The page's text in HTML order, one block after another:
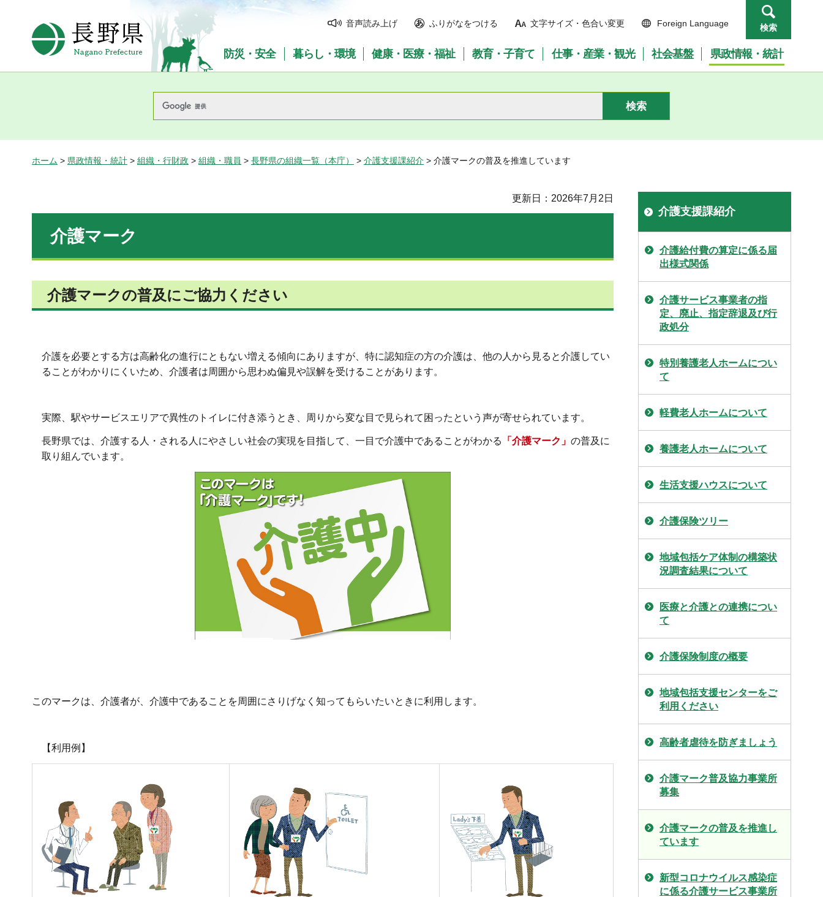
長野県Nagano Prefecture
音声読み上げ ふりがなをつける 文字サイズ・色合い変更 Foreign Language 検索
防災・安全 暮らし・環境 健康・医療・福祉 教育・子育て 仕事・産業・観光 社会基盤 県政情報・統計
ホーム > 県政情報・統計 > 組織・行財政 > 組織・職員 > 長野県の組織一覧（本庁） > 介護支援課紹介 > 介護マークの普及を推進しています
更新日：2026年7月2日
介護マーク
介護マークの普及にご協力ください
介護を必要とする方は高齢化の進行にともない増える傾向にありますが、特に認知症の方の介護は、他の人から見ると介護してい
ることがわかりにくいため、介護者は周囲から思わぬ偏見や誤解を受けることがあります。
実際、駅やサービスエリアで異性のトイレに付き添うとき、周りから変な目で見られて困ったという声が寄せられています。
長野県では、介護する人・される人にやさしい社会の実現を目指して、一目で介護中であることがわかる 「介護マーク」 の普及に
取り組んでいます。
このマークは、介護者が、介護中であることを周囲にさりげなく知ってもらいたいときに利用します。
【利用例】
介護支援課紹介
介護給付費の算定に係る届
出様式関係
介護サービス事業者の指
定、廃止、指定辞退及び行
政処分
特別養護老人ホームについ
て
軽費老人ホームについて
養護老人ホームについて
生活支援ハウスについて
介護保険ツリー
地域包括ケア体制の構築状
況調査結果について
医療と介護との連携につい
て
介護保険制度の概要
地域包括支援センターをご
利用ください
高齢者虐待を防ぎましょう
介護マーク普及協力事業所
募集
介護マークの普及を推進し
ています
新型コロナウイルス感染症
に係る介護サービス事業所